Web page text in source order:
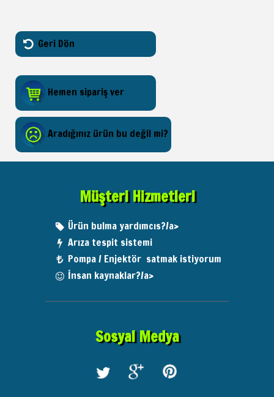
Geri Dön
Hemen sipariş ver
Aradığınız ürün bu değil mi?
Müşteri Hizmetleri
Ürün bulma yardımcıs?/a>
Arıza tespit sistemi
Pompa / Enjektör satmak istiyorum
İnsan kaynaklar?/a>
Sosyal Medya